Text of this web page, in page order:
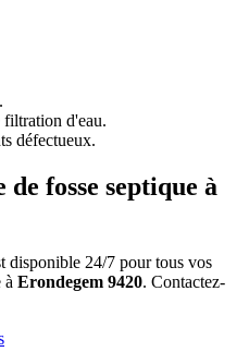
filtration d'eau.
défectueux.
fosse septique à
disponible 24/7 pour tous vos
à Erondegem 9420. Contactez-